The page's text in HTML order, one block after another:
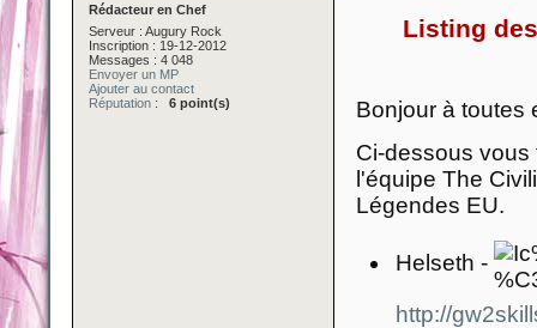
Rédacteur en Chef
Serveur : Augury Rock
Inscription : 19-12-2012
Messages : 4 048
Envoyer un MP
Ajouter au contact
Réputation : 6 point(s)
Listing
Bonjour à toutes
Ci-dessous
l'équipe The
Légendes EU.
Helseth -
http://